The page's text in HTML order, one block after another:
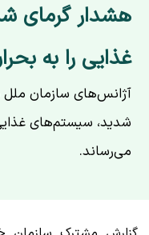
هشدار گرمای
غذایی را به
آژانس‌های سازمان
شدید، سیستم‌های
می‌رساند.